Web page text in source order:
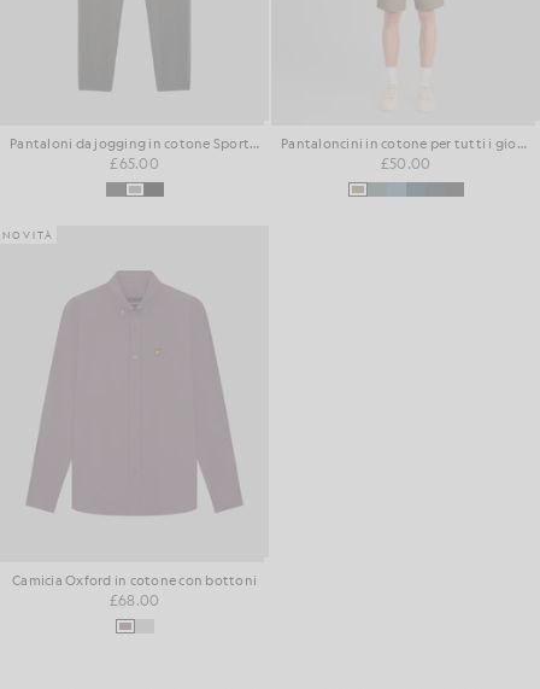
Pantaloni da jogging in cotone Sports Loopback
£65.00
Pantaloncini in cotone per tutti i giorni
£50.00
NOVITÀ
Camicia Oxford in cotone con bottoni
£68.00